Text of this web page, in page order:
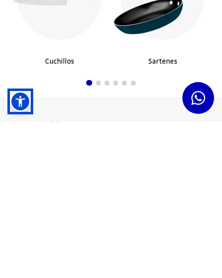
Cuchillos Sartenes